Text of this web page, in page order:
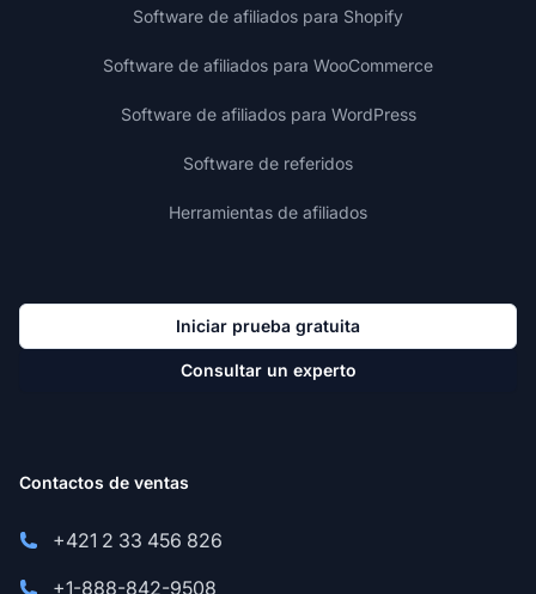
Software de afiliados para Shopify
Software de afiliados para WooCommerce
Software de afiliados para WordPress
Software de referidos
Herramientas de afiliados
Iniciar prueba gratuita
Consultar un experto
Contactos de ventas
+421 2 33 456 826
+1-888-842-9508